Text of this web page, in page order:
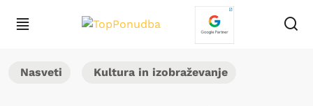
Nasveti Kultura in izobraževanje